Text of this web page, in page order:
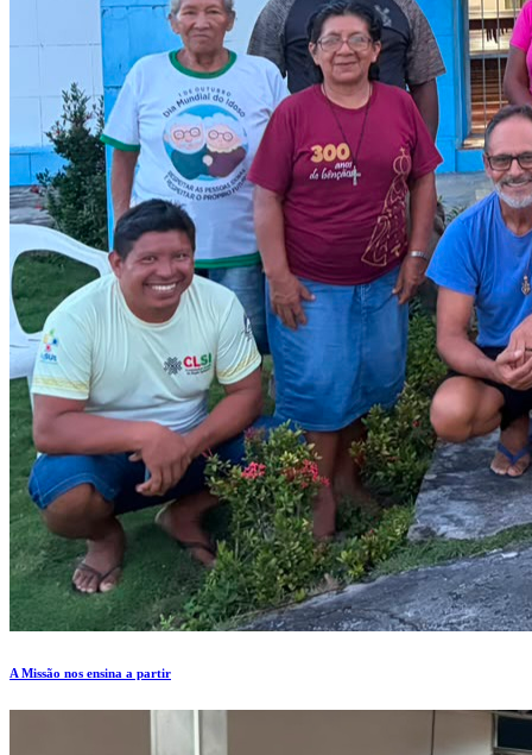
A Missão nos ensina a partir